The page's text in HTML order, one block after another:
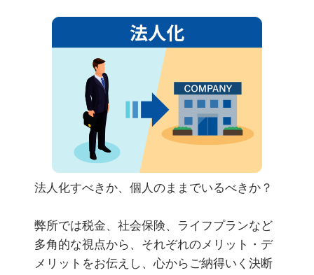
法人化すべきか、個人のままでいるべきか？
弊所では税金、社会保険、ライフプランなど
多角的な視点から、それぞれのメリット・デ
メリットをお伝えし、心からご納得いく決断